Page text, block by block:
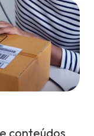
conteúdos